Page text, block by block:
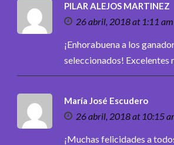
PILAR ALEJOS MARTINEZ
26 abril, 2018 at 1:11 am
¡Enhorabuena a los
seleccionados! Excelentes
María José Escudero
26 abril, 2018 at 10:15
¡Muchas felicidades a